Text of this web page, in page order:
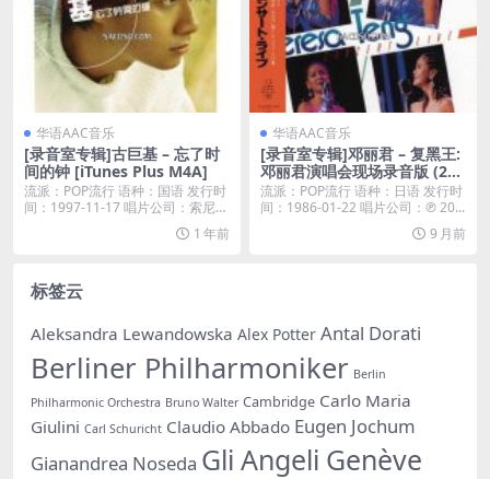
华语AAC音乐
[录音室专辑]古巨基 – 忘了时
间的钟 [iTunes Plus M4A]
流派：POP流行 语种：国语 发行时
间：1997-11-17 唱片公司：索尼音
1 年前
华语AAC音乐
[录音室专辑]邓丽君 – 复黑王:
邓丽君演唱会现场录音版 (201
1) [iTunes Plus M4A]
流派：POP流行 语种：日语 发行时
间：1986-01-22 唱片公司：℗ 20...
9 月前
标签云
Aleksandra Lewandowska Alex Potter Antal Dorati
Berliner Philharmoniker Berlin
Philharmonic Orchestra Bruno Walter Cambridge Carlo Maria
Giulini Carl Schuricht Claudio Abbado Eugen Jochum
Gianandrea Noseda Gli Angeli Genève